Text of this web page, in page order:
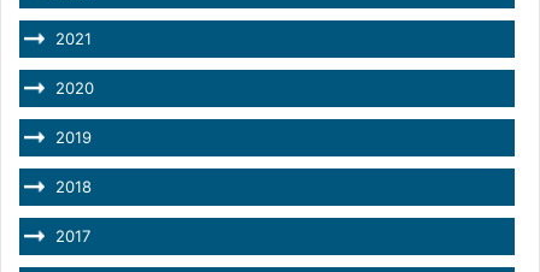
2021
2020
2019
2018
2017